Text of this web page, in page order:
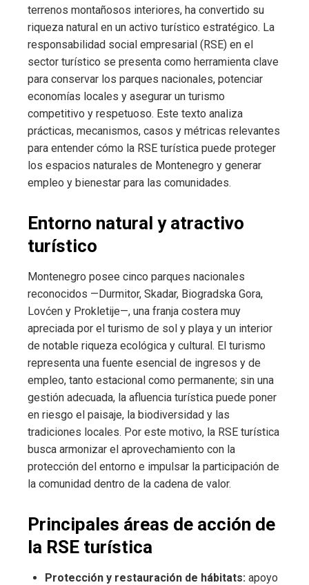
terrenos montañosos interiores, ha convertido su
riqueza natural en un activo turístico estratégico. La
responsabilidad social empresarial (RSE) en el
sector turístico se presenta como herramienta clave
para conservar los parques nacionales, potenciar
economías locales y asegurar un turismo
competitivo y respetuoso. Este texto analiza
prácticas, mecanismos, casos y métricas relevantes
para entender cómo la RSE turística puede proteger
los espacios naturales de Montenegro y generar
empleo y bienestar para las comunidades.
Entorno natural y atractivo
turístico
Montenegro posee cinco parques nacionales
reconocidos —Durmitor, Skadar, Biogradska Gora,
Lovćen y Prokletije—, una franja costera muy
apreciada por el turismo de sol y playa y un interior
de notable riqueza ecológica y cultural. El turismo
representa una fuente esencial de ingresos y de
empleo, tanto estacional como permanente; sin una
gestión adecuada, la afluencia turística puede poner
en riesgo el paisaje, la biodiversidad y las
tradiciones locales. Por este motivo, la RSE turística
busca armonizar el aprovechamiento con la
protección del entorno e impulsar la participación de
la comunidad dentro de la cadena de valor.
Principales áreas de acción de
la RSE turística
Protección y restauración de hábitats: apoyo